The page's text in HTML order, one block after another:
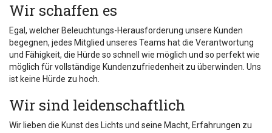
Wir schaffen es
Egal, welcher Beleuchtungs-Herausforderung unsere Kunden
begegnen, jedes Mitglied unseres Teams hat die Verantwortung
und Fähigkeit, die Hürde so schnell wie möglich und so perfekt wie
möglich für vollständige Kundenzufriedenheit zu überwinden. Uns
ist keine Hürde zu hoch.
Wir sind leidenschaftlich
Wir lieben die Kunst des Lichts und seine Macht, Erfahrungen zu